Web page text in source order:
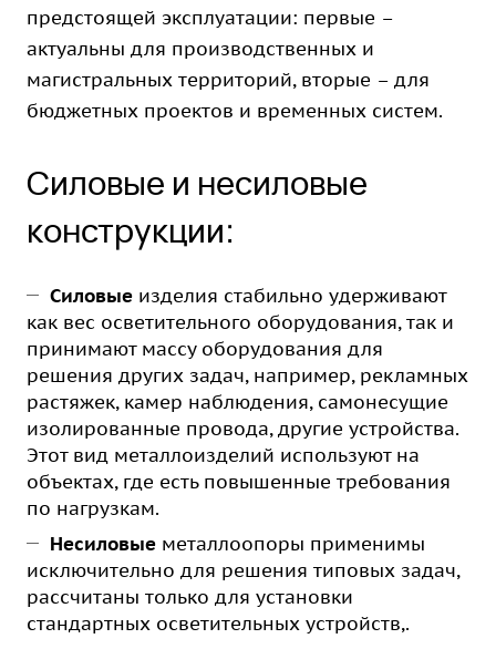
предстоящей эксплуатации: первые –
актуальны для производственных и
магистральных территорий, вторые – для
бюджетных проектов и временных систем.
Силовые и несиловые
конструкции:
Силовые изделия стабильно удерживают
как вес осветительного оборудования, так и
принимают массу оборудования для
решения других задач, например, рекламных
растяжек, камер наблюдения, самонесущие
изолированные провода, другие устройства.
Этот вид металлоизделий используют на
объектах, где есть повышенные требования
по нагрузкам.
Несиловые металлоопоры применимы
исключительно для решения типовых задач,
рассчитаны только для установки
стандартных осветительных устройств,.